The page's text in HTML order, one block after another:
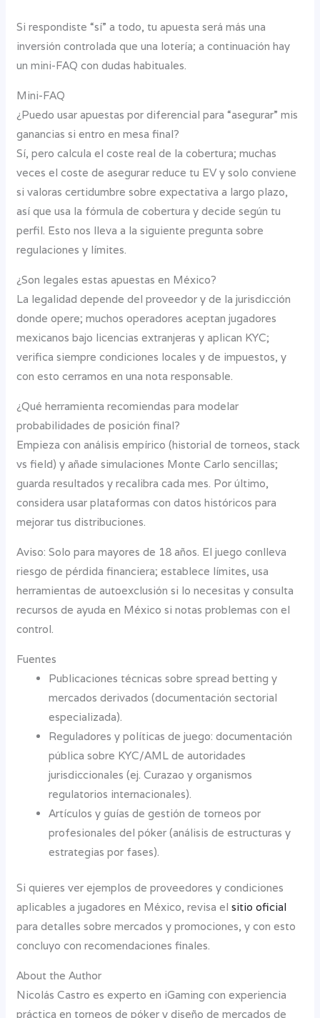
Si respondiste “sí” a todo, tu apuesta será más una
inversión controlada que una lotería; a continuación hay
un mini-FAQ con dudas habituales.
Mini-FAQ
¿Puedo usar apuestas por diferencial para “asegurar” mis
ganancias si entro en mesa final?
Sí, pero calcula el coste real de la cobertura; muchas
veces el coste de asegurar reduce tu EV y solo conviene
si valoras certidumbre sobre expectativa a largo plazo,
así que usa la fórmula de cobertura y decide según tu
perfil. Esto nos lleva a la siguiente pregunta sobre
regulaciones y límites.
¿Son legales estas apuestas en México?
La legalidad depende del proveedor y de la jurisdicción
donde opere; muchos operadores aceptan jugadores
mexicanos bajo licencias extranjeras y aplican KYC;
verifica siempre condiciones locales y de impuestos, y
con esto cerramos en una nota responsable.
¿Qué herramienta recomiendas para modelar
probabilidades de posición final?
Empieza con análisis empírico (historial de torneos, stack
vs field) y añade simulaciones Monte Carlo sencillas;
guarda resultados y recalibra cada mes. Por último,
considera usar plataformas con datos históricos para
mejorar tus distribuciones.
Aviso: Solo para mayores de 18 años. El juego conlleva
riesgo de pérdida financiera; establece límites, usa
herramientas de autoexclusión si lo necesitas y consulta
recursos de ayuda en México si notas problemas con el
control.
Fuentes
Publicaciones técnicas sobre spread betting y
mercados derivados (documentación sectorial
especializada).
Reguladores y políticas de juego: documentación
pública sobre KYC/AML de autoridades
jurisdiccionales (ej. Curazao y organismos
regulatorios internacionales).
Artículos y guías de gestión de torneos por
profesionales del póker (análisis de estructuras y
estrategias por fases).
Si quieres ver ejemplos de proveedores y condiciones
aplicables a jugadores en México, revisa elsitio oficial
para detalles sobre mercados y promociones, y con esto
concluyo con recomendaciones finales.
About the Author
Nicolás Castro es experto en iGaming con experiencia
práctica en torneos de póker y diseño de mercados de